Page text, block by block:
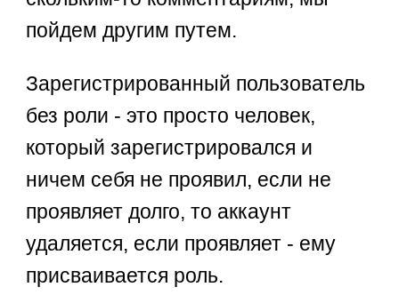
пойдем другим путем.
Зарегистрированный пользователь
без роли - это просто человек,
который зарегистрировался и
ничем себя не проявил, если не
проявляет долго, то аккаунт
удаляется, если проявляет - ему
присваивается роль.